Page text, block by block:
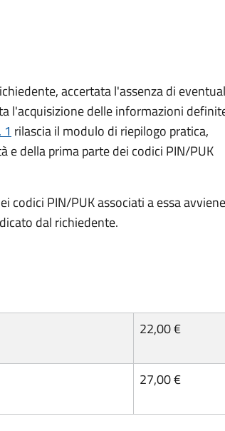
accertata l'assenza di
l'acquisizione delle informazioni
rilascia il modulo di riepilogo pratica,
della prima parte dei codici PIN/PUK
codici PIN/PUK associati a essa
dal richiedente.
22,00 €
27,00 €